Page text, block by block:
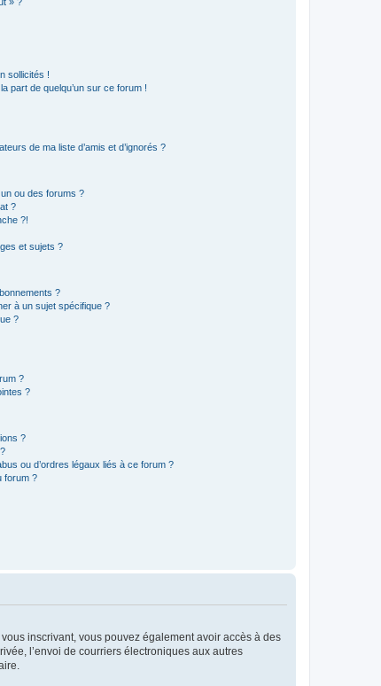
sollicités !
part de quelqu’un sur ce forum !
de ma liste d’amis et d’ignorés ?
ou des forums ?
?
?!
et sujets ?
?
à un sujet spécifique ?
?
?
?
?
ou d’ordres légaux liés à ce forum ?
forum ?
inscrivant, vous pouvez également avoir accès à des
l’envoi de courriers électroniques aux autres